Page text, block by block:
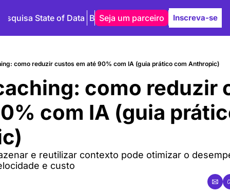
State of Data Blog Autores
Seja um parceiro Inscreva-se
como reduzir custos em até 90% com IA (guia prático com Anthropic)
como reduzir
com IA (guia
e reutilizar contexto pode otimizar o
e custo